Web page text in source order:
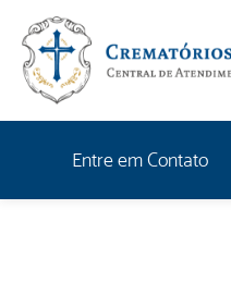
Entre em Contato